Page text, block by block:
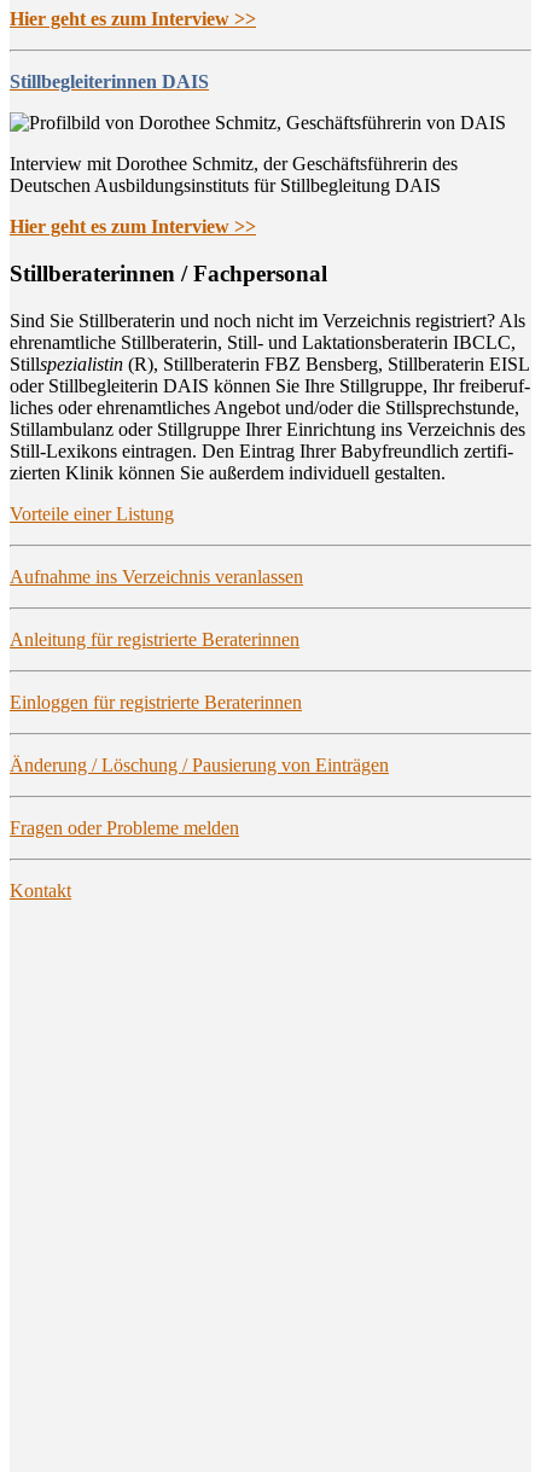
Hier geht es zum Interview >>
Stillbegleiterinnen DAIS
Interview mit Dorothee Schmitz, der Geschäftsführerin des
Deutschen Ausbildungsinstituts für Stillbegleitung DAIS
Hier geht es zum Interview >>
Still­be­ra­te­rin­nen / Fachpersonal
Sind Sie Still­be­ra­te­rin und noch nicht im Ver­zeich­nis regis­triert? Als
ehren­amt­li­che Still­be­ra­te­rin, Still- und Lak­ta­ti­ons­be­ra­te­rin IBCLC,
Stillspe­zia­lis­tin (R), Still­be­ra­te­rin FBZ Bens­berg, Still­be­ra­te­rin EISL
oder Still­be­glei­te­rin DAIS kön­nen Sie Ihre Still­grup­pe, Ihr frei­be­ruf­
li­ches oder ehren­amt­li­ches Ange­bot und/oder die Still­sprech­stun­de,
Still­am­bu­lanz oder Still­grup­pe Ihrer Ein­rich­tung ins Ver­zeich­nis des
Still-Lexi­kons ein­tra­gen. Den Ein­trag Ihrer Baby­freund­lich zer­ti­fi­
zier­ten Kli­nik kön­nen Sie außer­dem indi­vi­du­ell gestalten.
Vor­tei­le einer Listung
Auf­nah­me ins Ver­zeich­nis veranlassen
Anlei­tung für regis­trier­te Beraterinnen
Ein­log­gen für regis­trier­te Beraterinnen
Ände­rung / Löschung / Pau­sie­rung von Einträgen
Fra­gen oder Pro­ble­me melden
Kon­takt